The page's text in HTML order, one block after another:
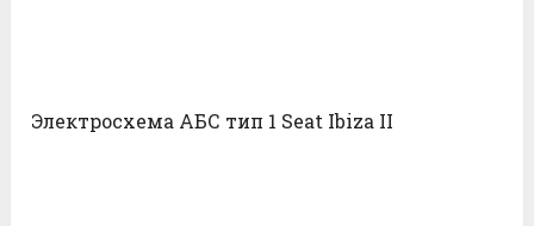
Электросхема АБС тип 1 Seat Ibiza II